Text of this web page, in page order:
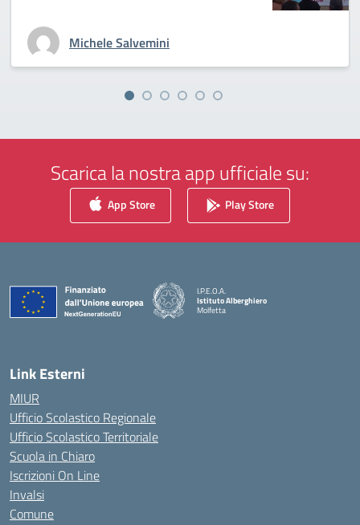
Michele Salvemini
Scarica la nostra app ufficiale su:
App Store Play Store
I.P.E.O.A.
Istituto Alberghiero
Molfetta
Link Esterni
MIUR
Ufficio Scolastico Regionale
Ufficio Scolastico Territoriale
Scuola in Chiaro
Iscrizioni On Line
Invalsi
Comune